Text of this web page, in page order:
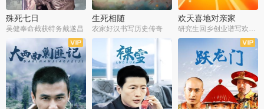
殊死七日
吴健奉命截获特务戴遂昌
生死相随
农家好汉书写历史传奇
欢天喜地对亲家
全21集 全30集